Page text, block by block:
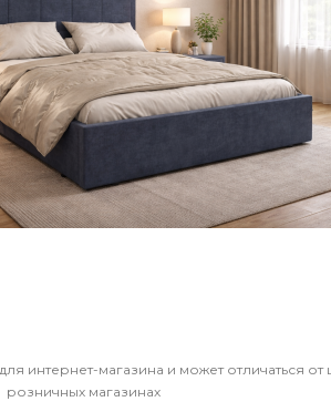
интернет-магазина и может отличаться от
розничных магазинах